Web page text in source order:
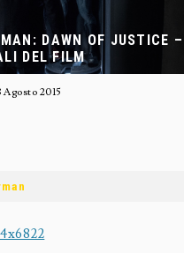
DAWN OF JUSTICE –
DEL FILM
Agosto 2015